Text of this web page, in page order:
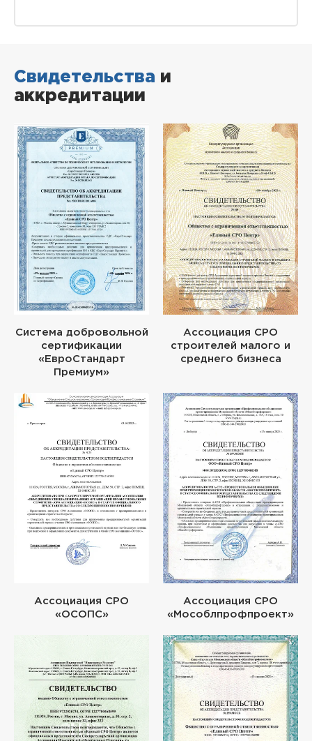
Свидетельства и
аккредитации
Система добровольной
сертификации
«ЕвроСтандарт
Премиум»
Ассоциация СРО
строителей малого и
среднего бизнеса
Ассоциация СРО
«ОСОПС»
Ассоциация СРО
«Мособлпрофпроект»